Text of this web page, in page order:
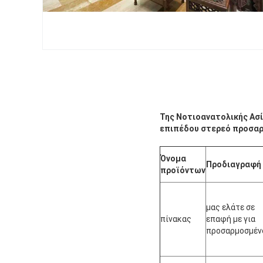
Της Νοτιοανατολικής
επιπέδου στερεό
Όνομα
προϊόντων
Προδιαγραφή
πίνακας
μας ελάτε σε
επαφή με για